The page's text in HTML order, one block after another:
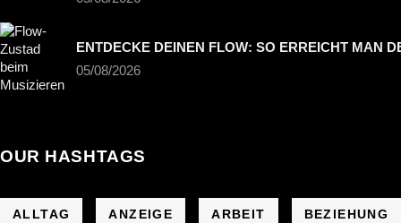
ENTDECKE DEINEN FLOW: SO ERREICHT MAN
05/08/2026
OUR HASHTAGS
ALLTAG ANZEIGE ARBEIT BEZIEHUNG